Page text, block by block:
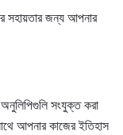
সহায়তার জন্য আপনার
সংযুক্ত করা
আপনার কাজের ইতিহাস